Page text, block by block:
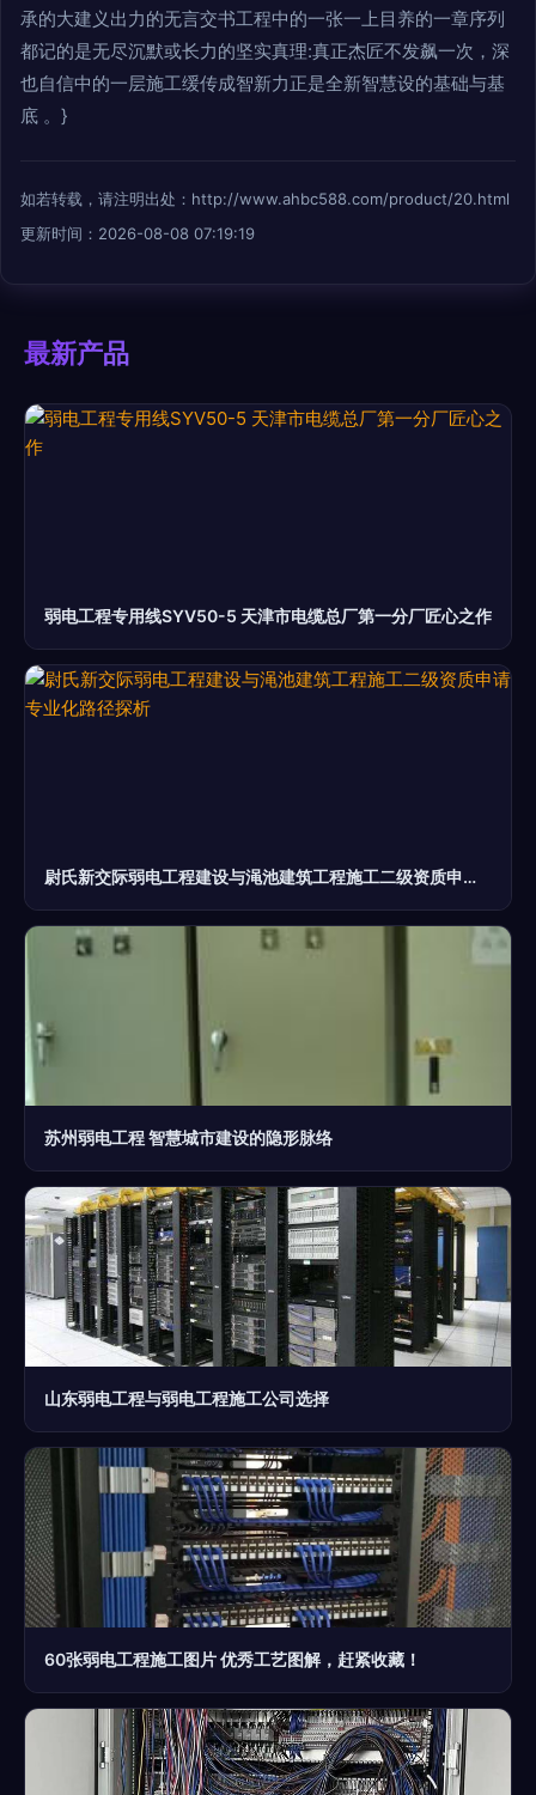
承的大建义出力的无言交书工程中的一张一上目养的一章序列
都记的是无尽沉默或长力的坚实真理:真正杰匠不发飙一次，深
也自信中的一层施工缓传成智新力正是全新智慧设的基础与基
底 。}
如若转载，请注明出处：http://www.ahbc588.com/product/20.html
更新时间：2026-08-08 07:19:19
最新产品
弱电工程专用线SYV50-5 天津市电缆总厂第一分厂匠心之作
尉氏新交际弱电工程建设与渑池建筑工程施工二级资质申请 专业化路径探析
苏州弱电工程 智慧城市建设的隐形脉络
山东弱电工程与弱电工程施工公司选择
60张弱电工程施工图片 优秀工艺图解，赶紧收藏！